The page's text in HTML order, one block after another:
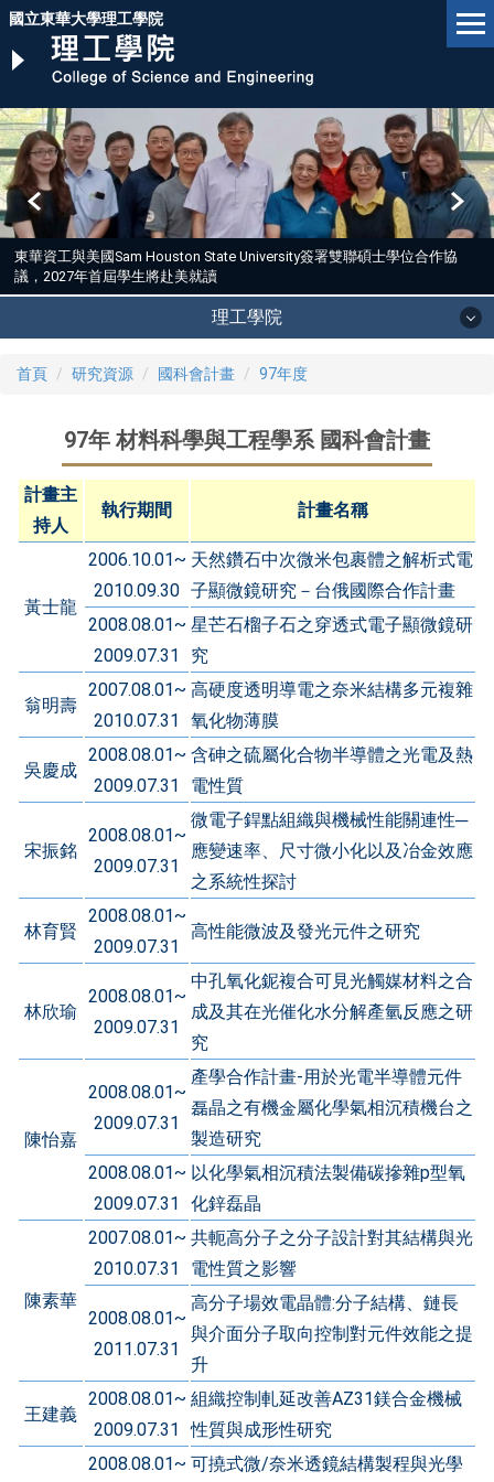
跳
主
內
容
區
國立東華大學理工學院
東華資工與美國Sam Houston State University簽署雙聯碩士學位合作協
議，2027年首屆學生將赴美就讀
理工學院
首頁 研究資源 國科會計畫 97年度
97年 材料科學與工程學系 國科會計畫
計畫主
持人
執行期間 計畫名稱
黃士龍
2006.10.01~
2010.09.30
天然鑽石中次微米包裹體之解析式電
子顯微鏡研究－台俄國際合作計畫
2008.08.01~
2009.07.31
星芒石榴子石之穿透式電子顯微鏡研
究
翁明壽
2007.08.01~
2010.07.31
高硬度透明導電之奈米結構多元複雜
氧化物薄膜
吳慶成
2008.08.01~
2009.07.31
含砷之硫屬化合物半導體之光電及熱
電性質
宋振銘
2008.08.01~
2009.07.31
微電子銲點組織與機械性能關連性─
應變速率、尺寸微小化以及冶金效應
之系統性探討
林育賢
2008.08.01~
2009.07.31
高性能微波及發光元件之研究
林欣瑜
2008.08.01~
2009.07.31
中孔氧化鈮複合可見光觸媒材料之合
成及其在光催化水分解產氫反應之研
究
陳怡嘉
2008.08.01~
2009.07.31
產學合作計畫-用於光電半導體元件
磊晶之有機金屬化學氣相沉積機台之
製造研究
2008.08.01~
2009.07.31
以化學氣相沉積法製備碳摻雜p型氧
化鋅磊晶
陳素華
2007.08.01~
2010.07.31
共軛高分子之分子設計對其結構與光
電性質之影響
2008.08.01~
2011.07.31
高分子場效電晶體:分子結構、鏈長
與介面分子取向控制對元件效能之提
升
王建義
2008.08.01~
2009.07.31
組織控制軋延改善AZ31鎂合金機械
性質與成形性研究
2008.08.01~ 可撓式微/奈米透鏡結構製程與光學